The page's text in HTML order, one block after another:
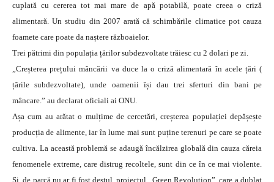
cuplată cu cererea tot mai mare de apă potabilă, poate creea o criză
alimentară. Un studiu din 2007 arată că schimbările climatice pot cauza
foamete care poate da naștere războaielor.
Trei pătrimi din populația țărilor subdezvoltate trăiesc cu 2 dolari pe zi.
„Creșterea prețului mâncării va duce la o criză alimentară în acele țări (
țările subdezvoltate), unde oamenii își dau trei sferturi din bani pe
mâncare.” au declarat oficiali ai ONU.
Așa cum au arătat o mulțime de cercetări, creșterea populației depășește
producția de alimente, iar în lume mai sunt puține terenuri pe care se poate
cultiva. La această problemă se adaugă încălzirea globală din cauza căreia
fenomenele extreme, care distrug recoltele, sunt din ce în ce mai violente.
Și, de parcă nu ar fi fost destul, proiectul „Green Revolution”, care a dublat